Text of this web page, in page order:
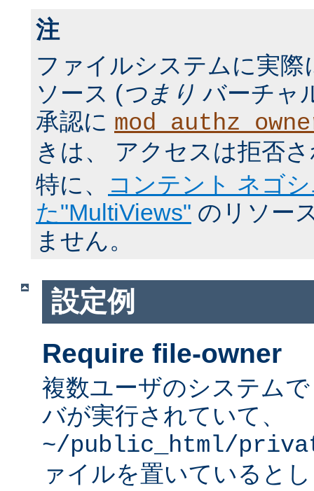
注
ファイルシステムに実
ソース (つまり バーチャ
承認に
きは、 アクセスは拒否
特に、
コンテント ネゴ
た"MultiViews" のリソー
ません。
設定例
Require file-owner
複数ユーザのシステム
バが実行されていて、
~/public_html/
ァイルを置いていると